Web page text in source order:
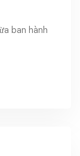
ban hành